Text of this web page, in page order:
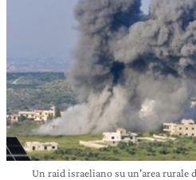
Un raid israeliano su un'area rurale